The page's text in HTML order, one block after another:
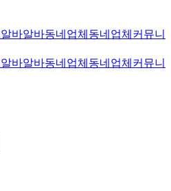
알바알바동네업체 동네업체 커뮤니
알바알바동네업체 동네업체 커뮤니